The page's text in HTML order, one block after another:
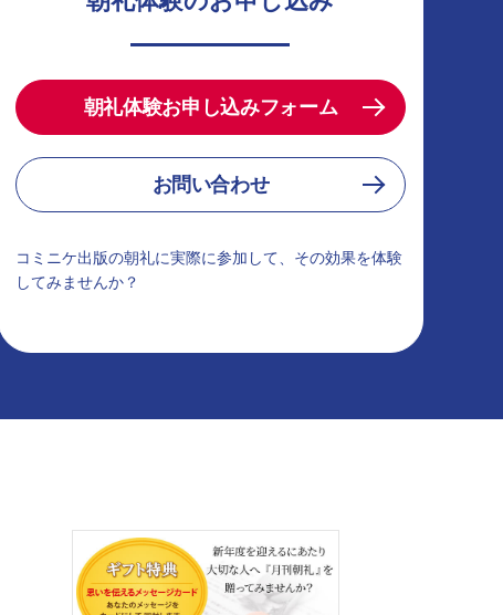
朝礼体験お申し込みフォーム
お問い合わせ
コミニケ出版の朝礼に実際に参加して、その効果を体験
してみませんか？